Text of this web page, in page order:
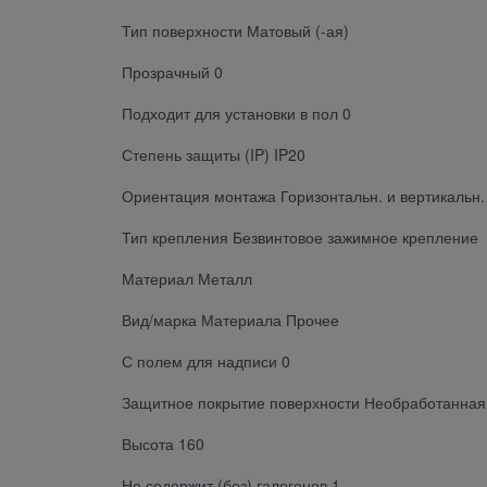
Тип поверхности Матовый (-ая)
Прозрачный 0
Подходит для установки в пол 0
Степень защиты (IP) IP20
Ориентация монтажа Горизонтальн. и вертикальн.
Тип крепления Безвинтовое зажимное крепление
Материал Металл
Вид/марка Материала Прочее
С полем для надписи 0
Защитное покрытие поверхности
Высота 160